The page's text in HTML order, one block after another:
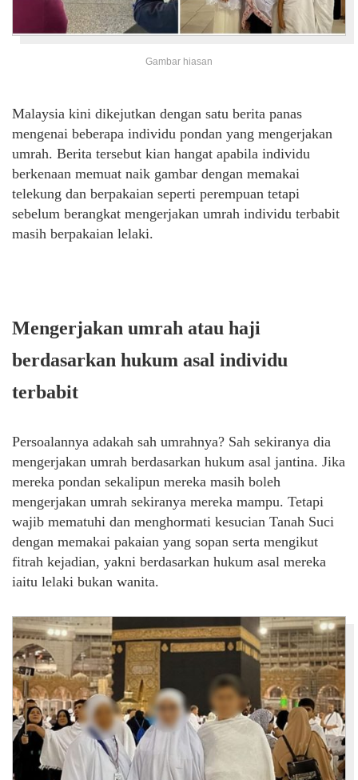
Gambar hiasan
Malaysia kini dikejutkan dengan satu berita panas
mengenai beberapa individu pondan yang mengerjakan
umrah. Berita tersebut kian hangat apabila individu
berkenaan memuat naik gambar dengan memakai
telekung dan berpakaian seperti perempuan tetapi
sebelum berangkat mengerjakan umrah individu terbabit
masih berpakaian lelaki.
Mengerjakan umrah atau haji
berdasarkan hukum asal individu
terbabit
Persoalannya adakah sah umrahnya? Sah sekiranya dia
mengerjakan umrah berdasarkan hukum asal jantina. Jika
mereka pondan sekalipun mereka masih boleh
mengerjakan umrah sekiranya mereka mampu. Tetapi
wajib mematuhi dan menghormati kesucian Tanah Suci
dengan memakai pakaian yang sopan serta mengikut
fitrah kejadian, yakni berdasarkan hukum asal mereka
iaitu lelaki bukan wanita.